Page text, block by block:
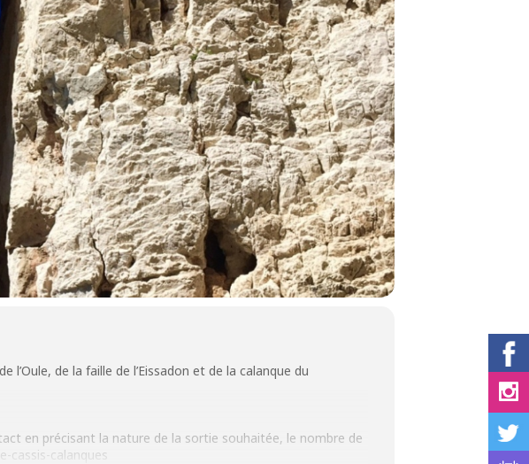
de la faille de l’Eissadon et de la calanque du
en précisant la nature de la sortie souhaitée, le nombre de
cassis-calanques